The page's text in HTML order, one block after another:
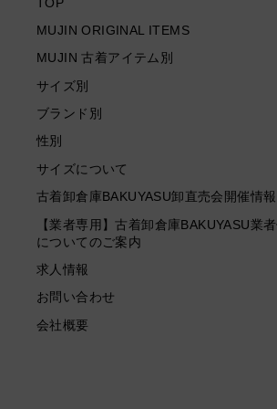
TOP
MUJIN ORIGINAL ITEMS
MUJIN 古着アイテム別
サイズ別
ブランド別
性別
サイズについて
古着卸倉庫BAKUYASU卸直売会開催情報
【業者専用】古着卸倉庫BAKUYASU業
についてのご案内
求人情報
お問い合わせ
会社概要